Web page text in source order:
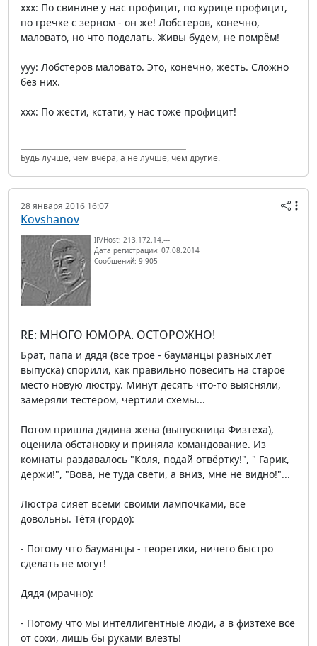
xxx: По свинине у нас профицит, по курице профицит,
по гречке с зерном - он же! Лобстеров, конечно,
маловато, но что поделать. Живы будем, не помрём!
yyy: Лобстеров маловато. Это, конечно, жесть. Сложно
без них.
xxx: По жести, кстати, у нас тоже профицит!
Будь лучше, чем вчера, а не лучше, чем другие.
28 января 2016 16:07
Kovshanov
IP/Host: 213.172.14.---
Дата регистрации: 07.08.2014
Сообщений: 9 905
RE: МНОГО ЮМОРА. ОСТОРОЖНО!
Брат, папа и дядя (все трое - бауманцы разных лет
выпуска) спорили, как правильно повесить на старое
место новую люстру. Минут десять что-то выясняли,
замеряли тестером, чертили схемы...
Потом пришла дядина жена (выпускница Физтеха),
оценила обстановку и приняла командование. Из
комнаты раздавалось "Коля, подай отвёртку!", " Гарик,
держи!", "Вова, не туда свети, а вниз, мне не видно!"...
Люстра сияет всеми своими лампочками, все
довольны. Тётя (гордо):
- Потому что бауманцы - теоретики, ничего быстро
сделать не могут!
Дядя (мрачно):
- Потому что мы интеллигентные люди, а в физтехе все
от сохи, лишь бы руками влезть!